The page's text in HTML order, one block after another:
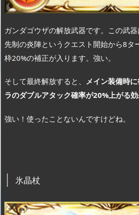
ガンダゴウザの解放武器です。この武
先制の炎陣というクエスト開始から8タ
枠20%の補正が入ります。強い。
そして最終解放すると、 メイン装備時
ラのダブルアタック確率が20%上がる効
強い！使ったことないんですけどね。
氷晶杖